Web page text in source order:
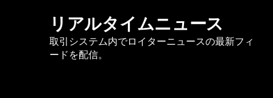
リアルタイムニュース
取引システム内でロイターニュースの最新フィ
ードを配信。